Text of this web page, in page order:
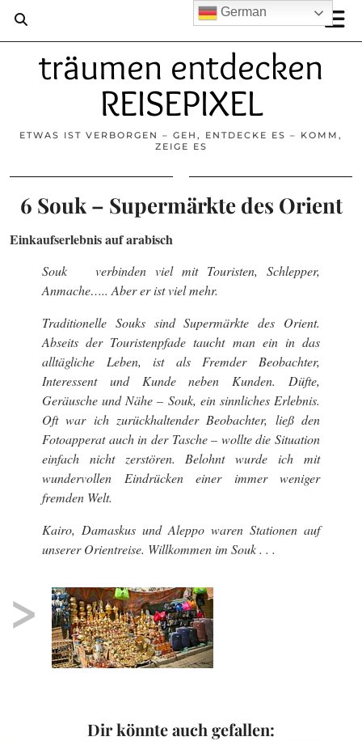
träumen entdecken
REISEPIXEL
ETWAS IST VERBORGEN – GEH, ENTDECKE ES – KOMM,
ZEIGE ES
6 Souk – Supermärkte des Orient
Einkaufserlebnis auf arabisch
Souk verbinden viel mit Touristen, Schlepper,
Anmache….. Aber er ist viel mehr.
Traditionelle Souks sind Supermärkte des Orient.
Abseits der Touristenpfade taucht man ein in das
alltägliche Leben, ist als Fremder Beobachter,
Interessent und Kunde neben Kunden. Düfte,
Geräusche und Nähe – Souk, ein sinnliches Erlebnis.
Oft war ich zurückhaltender Beobachter, ließ den
Fotoapperat auch in der Tasche – wollte die Situation
einfach nicht zerstören. Belohnt wurde ich mit
wundervollen Eindrücken einer immer weniger
fremden Welt.
Kairo, Damaskus und Aleppo waren Stationen auf
unserer Orientreise. Willkommen im Souk. . .
>
Dir könnte auch gefallen:
German